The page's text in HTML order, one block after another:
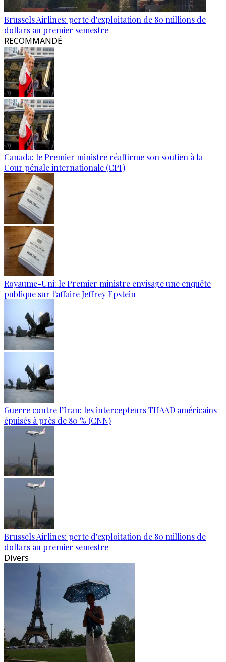
Brussels Airlines: perte d'exploitation de 80 millions de
dollars au premier semestre
RECOMMANDÉ
Canada: le Premier ministre réaffirme son soutien à la
Cour pénale internationale (CPI)
Royaume-Uni: le Premier ministre envisage une enquête
publique sur l'affaire Jeffrey Epstein
Guerre contre l’Iran: les intercepteurs THAAD américains
épuisés à près de 80 % (CNN)
Brussels Airlines: perte d'exploitation de 80 millions de
dollars au premier semestre
Divers